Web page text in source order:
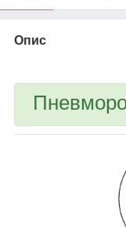
Опис